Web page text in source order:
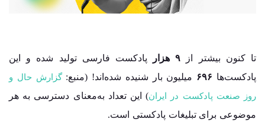
تا کنون بیشتر از ۹ هزار
پادکست فارسی تولید شده و این
پادکست‌ها ۶۹۶ میلیون بار شنیده شده‌اند! (منبع:گزارش حال و
روز صنعت پادکست در ایران) این تعداد به‌معنای دسترسی به هر
موضوعی برای تبلیغات پادکستی است.